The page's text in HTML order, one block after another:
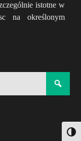
istotne w
na określonym